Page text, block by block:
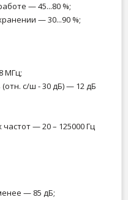
— 45...80 %;
— 30...90 %;
МГц;
с/ш - 30 дБ) — 12 дБ
— 20 – 125000 Гц
— 85 дБ;